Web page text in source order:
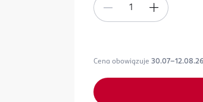
Cena obowiązuje 30.07-12.08.26